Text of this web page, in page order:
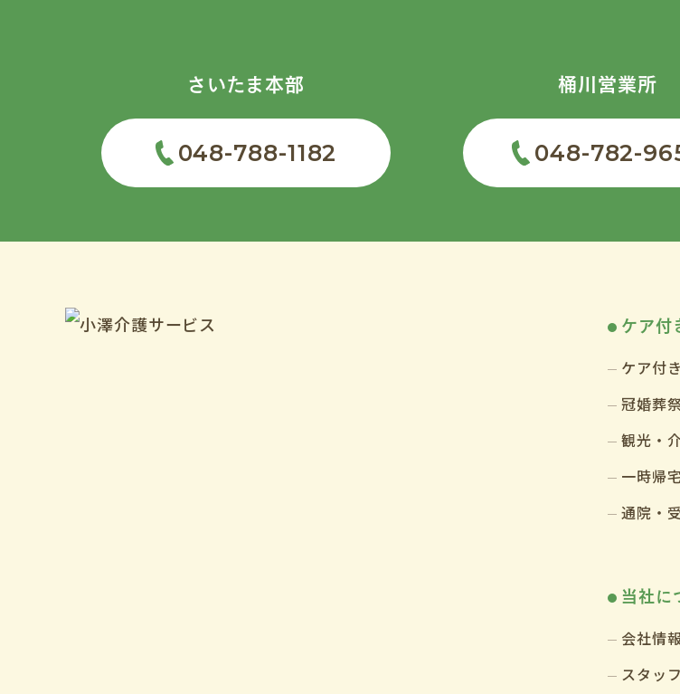
さいたま本部
048-788-1182
桶川営業所
048-782-
ケア付
ケア付
冠婚葬
観光・
一時帰
通院・
当社に
会社情
スタッ